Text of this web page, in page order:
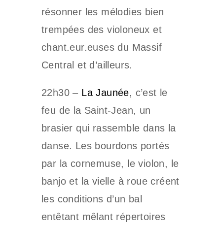
résonner les mélodies bien
trempées des violoneux et
chant.eur.euses du Massif
Central et d’ailleurs.
22h30 – La Jaunée, c’est le
feu de la Saint-Jean, un
brasier qui rassemble dans la
danse. Les bourdons portés
par la cornemuse, le violon, le
banjo et la vielle à roue créent
les conditions d’un bal
entêtant mêlant répertoires